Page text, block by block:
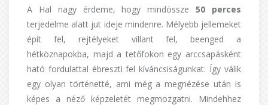
A Hal nagy érdeme, hogy mindössze50 perces
terjedelme alatt jut ideje mindenre. Mélyebb jellemeket
épít fel, rejtélyeket villant fel, beenged a
hétköznapokba, majd a tetőfokon egy arccsapásként
ható fordulattal ébreszti fel kíváncsiságunkat. Így válik
egy olyan történetté, ami még a megnézése után is
képes a néző képzeletét megmozgatni. Mindehhez